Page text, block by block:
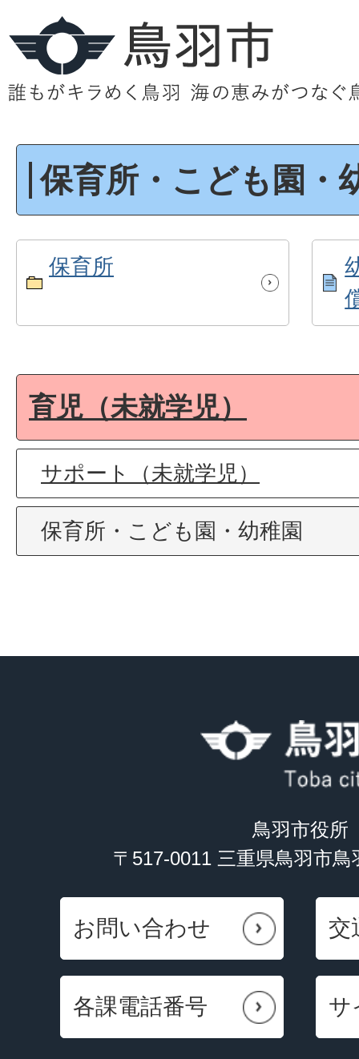
保育所・こども園・
保育所
育児（未就学児）
サポート（未就学児）
保育所・こども園・幼稚園
鳥羽市役所
〒517-0011 三重県鳥羽市
お問い合わせ 交
各課電話番号 サ